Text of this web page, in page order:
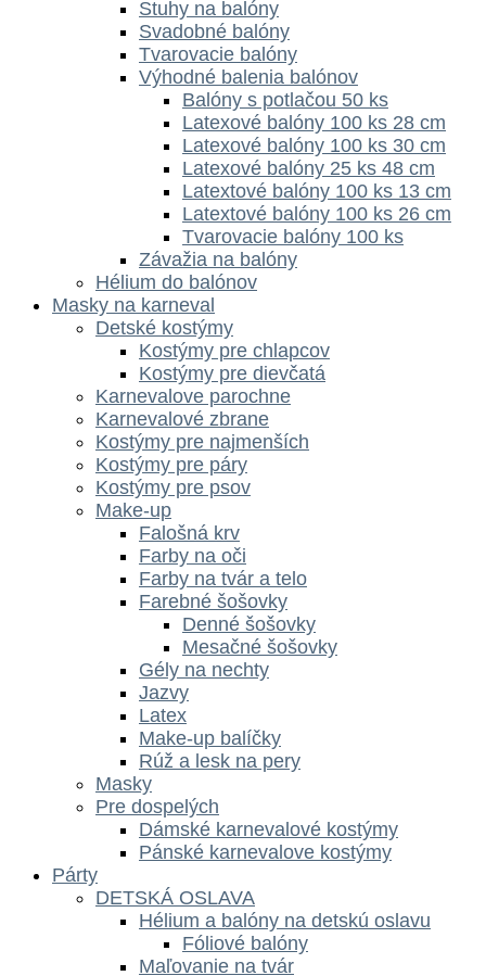
Stuhy na balóny
Svadobné balóny
Tvarovacie balóny
Výhodné balenia balónov
Balóny s potlačou 50 ks
Latexové balóny 100 ks 28 cm
Latexové balóny 100 ks 30 cm
Latexové balóny 25 ks 48 cm
Latextové balóny 100 ks 13 cm
Latextové balóny 100 ks 26 cm
Tvarovacie balóny 100 ks
Závažia na balóny
Hélium do balónov
Masky na karneval
Detské kostýmy
Kostýmy pre chlapcov
Kostýmy pre dievčatá
Karnevalove parochne
Karnevalové zbrane
Kostýmy pre najmenších
Kostýmy pre páry
Kostýmy pre psov
Make-up
Falošná krv
Farby na oči
Farby na tvár a telo
Farebné šošovky
Denné šošovky
Mesačné šošovky
Gély na nechty
Jazvy
Latex
Make-up balíčky
Rúž a lesk na pery
Masky
Pre dospelých
Dámské karnevalové kostýmy
Pánské karnevalove kostýmy
Párty
DETSKÁ OSLAVA
Hélium a balóny na detskú oslavu
Fóliové balóny
Maľovanie na tvár